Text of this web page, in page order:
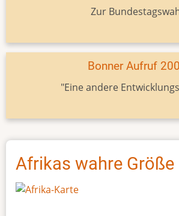
Zur
Bonner Aufruf
"Eine andere
Afrikas wahre Größe